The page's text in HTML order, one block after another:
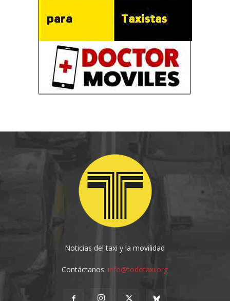
Noticias del taxi y la movilidad
Contáctanos:info@todotaxi.org